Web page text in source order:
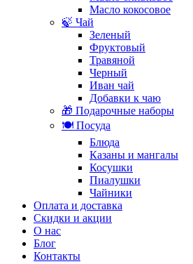
Масло кокосовое
🍃 Чай
Зеленый
Фруктовый
Травяной
Черный
Иван чай
Добавки к чаю
🎁 Подарочные наборы
🍽️ Посуда
Блюда
Казаны и мангалы
Косушки
Пиалушки
Чайники
Оплата и доставка
Скидки и акции
О нас
Блог
Контакты